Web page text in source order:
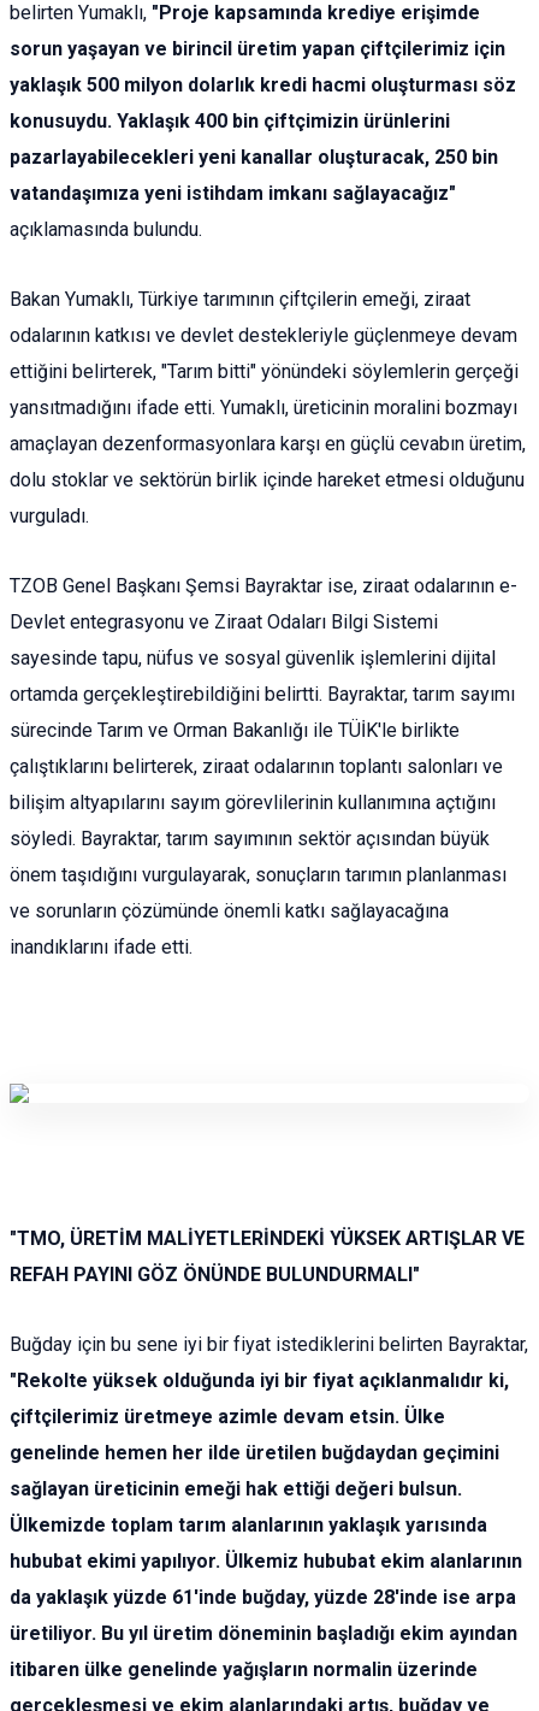
belirten Yumaklı, "Proje kapsamında krediye erişimde
sorun yaşayan ve birincil üretim yapan çiftçilerimiz için
yaklaşık 500 milyon dolarlık kredi hacmi oluşturması söz
konusuydu. Yaklaşık 400 bin çiftçimizin ürünlerini
pazarlayabilecekleri yeni kanallar oluşturacak, 250 bin
vatandaşımıza yeni istihdam imkanı sağlayacağız"
açıklamasında bulundu.
Bakan Yumaklı, Türkiye tarımının çiftçilerin emeği, ziraat
odalarının katkısı ve devlet destekleriyle güçlenmeye devam
ettiğini belirterek, "Tarım bitti" yönündeki söylemlerin gerçeği
yansıtmadığını ifade etti. Yumaklı, üreticinin moralini bozmayı
amaçlayan dezenformasyonlara karşı en güçlü cevabın üretim,
dolu stoklar ve sektörün birlik içinde hareket etmesi olduğunu
vurguladı.
TZOB Genel Başkanı Şemsi Bayraktar ise, ziraat odalarının e-
Devlet entegrasyonu ve Ziraat Odaları Bilgi Sistemi
sayesinde tapu, nüfus ve sosyal güvenlik işlemlerini dijital
ortamda gerçekleştirebildiğini belirtti. Bayraktar, tarım sayımı
sürecinde Tarım ve Orman Bakanlığı ile TÜİK'le birlikte
çalıştıklarını belirterek, ziraat odalarının toplantı salonları ve
bilişim altyapılarını sayım görevlilerinin kullanımına açtığını
söyledi. Bayraktar, tarım sayımının sektör açısından büyük
önem taşıdığını vurgulayarak, sonuçların tarımın planlanması
ve sorunların çözümünde önemli katkı sağlayacağına
inandıklarını ifade etti.
"TMO, ÜRETİM MALİYETLERİNDEKİ YÜKSEK ARTIŞLAR VE
REFAH PAYINI GÖZ ÖNÜNDE BULUNDURMALI"
Buğday için bu sene iyi bir fiyat istediklerini belirten Bayraktar,
"Rekolte yüksek olduğunda iyi bir fiyat açıklanmalıdır ki,
çiftçilerimiz üretmeye azimle devam etsin. Ülke
genelinde hemen her ilde üretilen buğdaydan geçimini
sağlayan üreticinin emeği hak ettiği değeri bulsun.
Ülkemizde toplam tarım alanlarının yaklaşık yarısında
hububat ekimi yapılıyor. Ülkemiz hububat ekim alanlarının
da yaklaşık yüzde 61'inde buğday, yüzde 28'inde ise arpa
üretiliyor. Bu yıl üretim döneminin başladığı ekim ayından
itibaren ülke genelinde yağışların normalin üzerinde
gerçekleşmesi ve ekim alanlarındaki artış, buğday ve